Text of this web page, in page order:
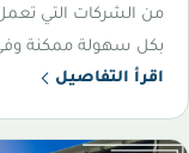
من الشركات التي
بكل سهولة ممكنة
اقرأ التفاصيل